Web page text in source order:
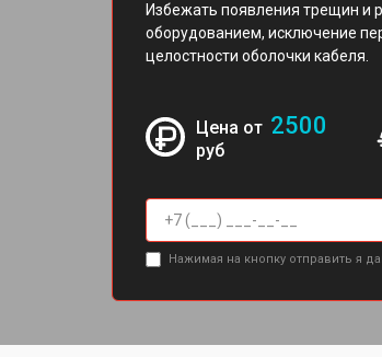
Избежать появления трещин и
оборудованием, исключение
целостности оболочки кабеля.
Цена от 2500
руб
Нажимая на кнопку отправить я